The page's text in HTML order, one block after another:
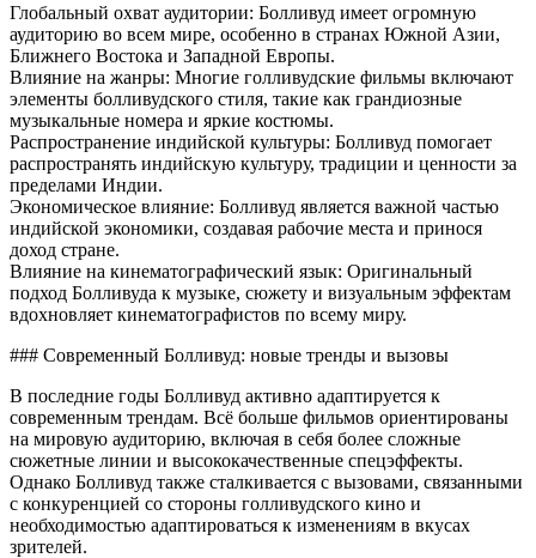
Глобальный охват аудитории: Болливуд имеет огромную
аудиторию во всем мире, особенно в странах Южной Азии,
Ближнего Востока и Западной Европы.
Влияние на жанры: Многие голливудские фильмы включают
элементы болливудского стиля, такие как грандиозные
музыкальные номера и яркие костюмы.
Распространение индийской культуры: Болливуд помогает
распространять индийскую культуру, традиции и ценности за
пределами Индии.
Экономическое влияние: Болливуд является важной частью
индийской экономики, создавая рабочие места и принося
доход стране.
Влияние на кинематографический язык: Оригинальный
подход Болливуда к музыке, сюжету и визуальным эффектам
вдохновляет кинематографистов по всему миру.
### Современный Болливуд: новые тренды и вызовы
В последние годы Болливуд активно адаптируется к
современным трендам. Всё больше фильмов ориентированы
на мировую аудиторию, включая в себя более сложные
сюжетные линии и высококачественные спецэффекты.
Однако Болливуд также сталкивается с вызовами, связанными
с конкуренцией со стороны голливудского кино и
необходимостью адаптироваться к изменениям в вкусах
зрителей.